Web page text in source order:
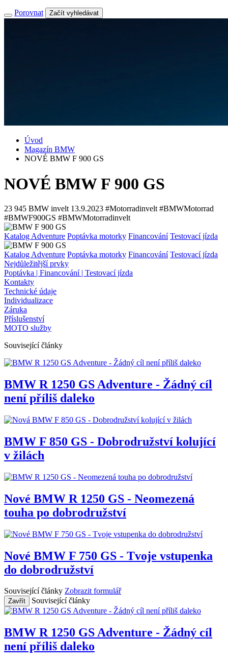
Porovnat Začít vyhledávat
Úvod
Magazín BMW
NOVÉ BMW F 900 GS
NOVÉ BMW F 900 GS
23 945 BMW invelt 13.9.2023 #Motorradinvelt #BMWMotorrad
#BMWF900GS #BMWMotorradinvelt
Katalog Adventure Poptávka motorky Financování Testovací jízda
Katalog Adventure Poptávka motorky Financování Testovací jízda
Nejdůležitější prvky
Poptávka | Financování | Testovací jízda
Kontakty
Technické údaje
Individualizace
Záruka
Příslušenství
MOTO služby
Související články
BMW R 1250 GS Adventure - Žádný cíl
není příliš daleko
BMW F 850 GS - Dobrodružství kolující
v žilách
Nové BMW R 1250 GS - Neomezená
touha po dobrodružství
Nové BMW F 750 GS - Tvoje vstupenka
do dobrodružství
Související články Zobrazit formulář
Zavřít Související články
BMW R 1250 GS Adventure - Žádný cíl
není příliš daleko